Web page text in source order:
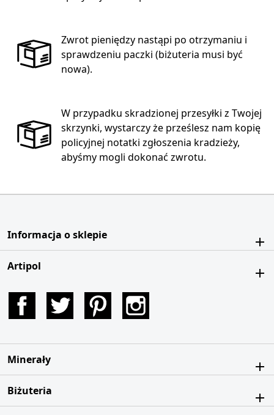
Zwrot pieniędzy nastąpi po otrzymaniu i
sprawdzeniu paczki (biżuteria musi być
nowa).
W przypadku skradzionej przesyłki z Twojej
skrzynki, wystarczy że prześlesz nam kopię
policyjnej notatki zgłoszenia kradzieży,
abyśmy mogli dokonać zwrotu.
Informacja o sklepie
Artipol
Facebook Twitter Pinterest
Minerały
Biżuteria